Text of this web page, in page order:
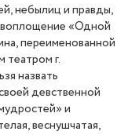
небылиц и правды,
«Одной
переименованной
театром г.
назвать
девственной
и
веснушчатая,